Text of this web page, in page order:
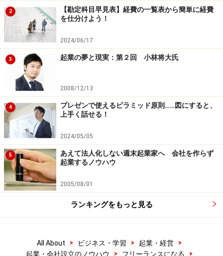
い。
2
【勘定科目早見表】経費の一覧表から簡単に経費
を仕分けよう！
2024/06/17
3 起業の夢と現実：第２回 小林将大氏
2008/12/13
4
プレゼンで使えるピラミッド原則……図にすると、
上手く話せる！
2024/05/05
5
あえて法人化しない週末起業家へ 会社を作らず
起業するノウハウ
2005/08/01
ランキングをもっと見る
All About > ビジネス・学習 > 起業・経営
>
起業・会社設立のノウハウ
> フリーランスになる
>